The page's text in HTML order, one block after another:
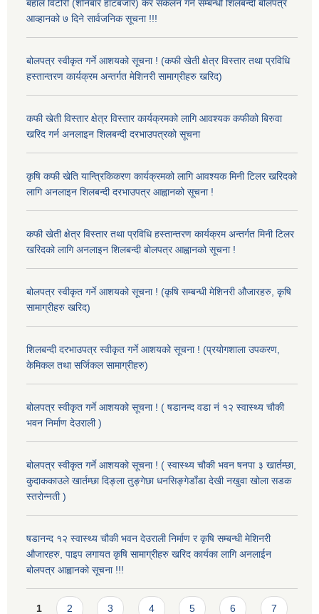
बहाल विटौरी (शनिबारे हाटबजार) कर संकलन गर्ने सम्बन्धी शिलबन्दी बोलपत्र
आव्हानको ७ दिने सार्वजनिक सूचना !!!
बोलपत्र स्वीकृत गर्ने आशयको सूचना ! (कफी खेती क्षेत्र विस्तार तथा प्रविधि
हस्तान्तरण कार्यक्रम अन्तर्गत मेशिनरी सामाग्रीहरु खरिद)
कफी खेती विस्तार क्षेत्र विस्तार कार्यक्रमको लागि आवश्यक कफीको बिरुवा
खरिद गर्न अनलाइन शिलबन्दी दरभाउपत्रको सूचना
कृषि कफी खेति यान्त्रिकिकरण कार्यक्रमको लागि आवश्यक मिनी टिलर खरिदको
लागि अनलाइन शिलबन्दी दरभाउपत्र आह्वानको सूचना !
कफी खेती क्षेत्र विस्तार तथा प्रविधि हस्तान्तरण कार्यक्रम अन्तर्गत मिनी टिलर
खरिदको लागि अनलाइन शिलबन्दी बोलपत्र आह्वानको सूचना !
बोलपत्र स्वीकृत गर्ने आशयको सूचना ! (कृषि सम्बन्धी मेशिनरी औजारहरु, कृषि
सामाग्रीहरु खरिद)
शिलबन्दी दरभाउपत्र स्वीकृत गर्ने आशयको सूचना ! (प्रयोगशाला उपकरण,
केमिकल तथा सर्जिकल सामाग्रीहरु)
बोलपत्र स्वीकृत गर्ने आशयको सूचना ! ( षडानन्द वडा नं १२ स्वास्थ्य चौकी
भवन निर्माण देउराली )
बोलपत्र स्वीकृत गर्ने आशयको सूचना ! ( स्वास्थ्य चौकी भवन षनपा ३ खार्तम्छा,
कुदाककाउले खार्तम्छा दिङ्ला तुङ्गेछा धनसिङ्गेडाँडा देखी नखुवा खोला सडक
स्तरोन्नती )
षडानन्द १२ स्वास्थ्य चौकी भवन देउराली निर्माण र कृषि सम्बन्धी मेशिनरी
औजारहरु, पाइप लगायत कृषि सामाग्रीहरु खरिद कार्यका लागि अनलाईन
बोलपत्र आह्वानको सूचना !!!
Pages
1 2 3 4 5 6 7